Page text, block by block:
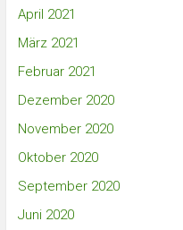
April 2021
März 2021
Februar 2021
Dezember 2020
November 2020
Oktober 2020
September 2020
Juni 2020